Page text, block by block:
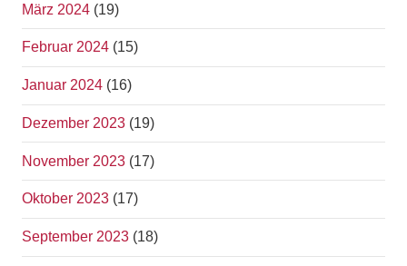
März 2024 (19)
Februar 2024 (15)
Januar 2024 (16)
Dezember 2023 (19)
November 2023 (17)
Oktober 2023 (17)
September 2023 (18)